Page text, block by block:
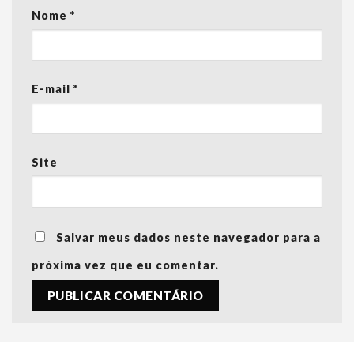
Nome *
E-mail *
Site
Salvar meus dados neste navegador para a
próxima vez que eu comentar.